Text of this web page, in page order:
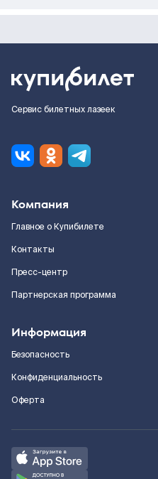
Сервис билетных лазеек
Компания
Главное о Купибилете
Контакты
Пресс-центр
Партнерская программа
Информация
Безопасность
Конфиденциальность
Оферта